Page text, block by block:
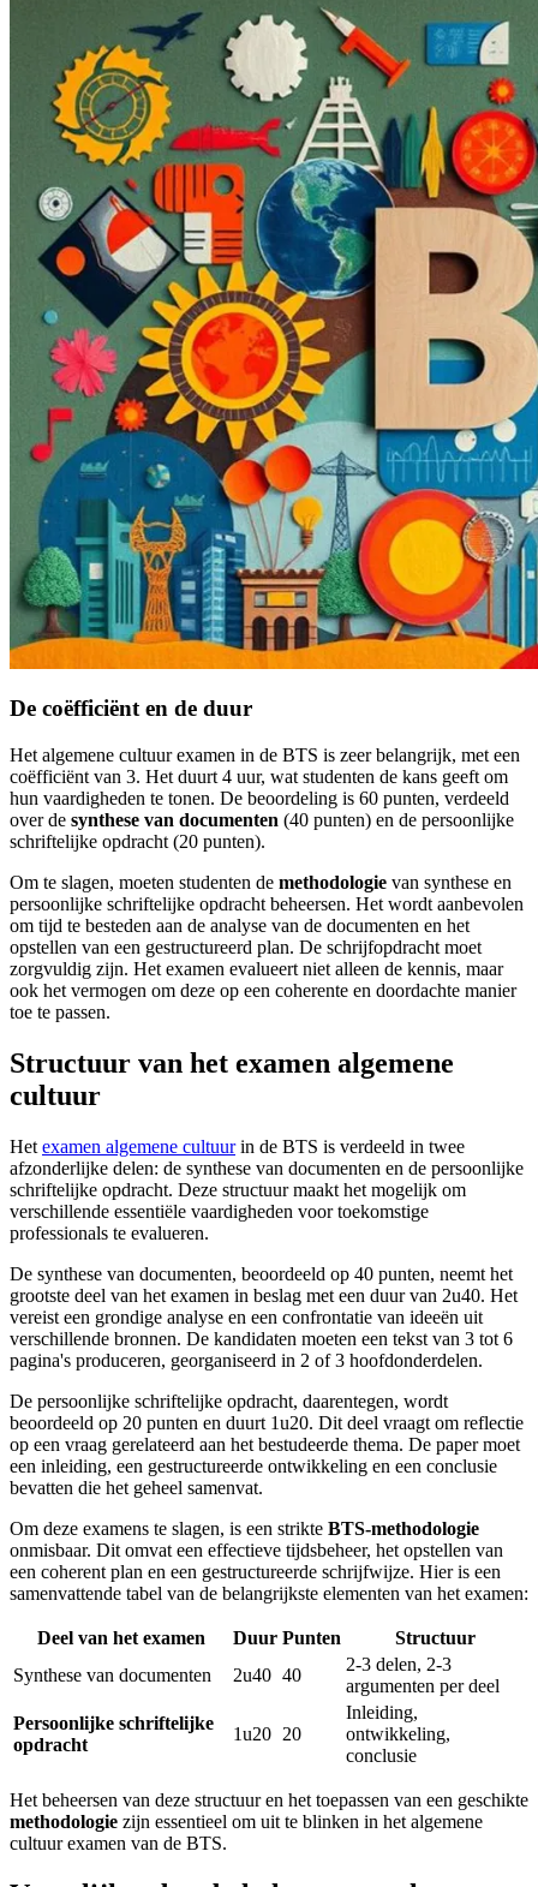
De coëfficiënt en de duur
Het algemene cultuur examen in de BTS is zeer belangrijk, met een
coëfficiënt van 3. Het duurt 4 uur, wat studenten de kans geeft om
hun vaardigheden te tonen. De beoordeling is 60 punten, verdeeld
over de synthese van documenten (40 punten) en de persoonlijke
schriftelijke opdracht (20 punten).
Om te slagen, moeten studenten de methodologie van synthese en
persoonlijke schriftelijke opdracht beheersen. Het wordt aanbevolen
om tijd te besteden aan de analyse van de documenten en het
opstellen van een gestructureerd plan. De schrijfopdracht moet
zorgvuldig zijn. Het examen evalueert niet alleen de kennis, maar
ook het vermogen om deze op een coherente en doordachte manier
toe te passen.
Structuur van het examen algemene
cultuur
Het examen algemene cultuurin de BTS is verdeeld in twee
afzonderlijke delen: de synthese van documenten en de persoonlijke
schriftelijke opdracht. Deze structuur maakt het mogelijk om
verschillende essentiële vaardigheden voor toekomstige
professionals te evalueren.
De synthese van documenten, beoordeeld op 40 punten, neemt het
grootste deel van het examen in beslag met een duur van 2u40. Het
vereist een grondige analyse en een confrontatie van ideeën uit
verschillende bronnen. De kandidaten moeten een tekst van 3 tot 6
pagina's produceren, georganiseerd in 2 of 3 hoofdonderdelen.
De persoonlijke schriftelijke opdracht, daarentegen, wordt
beoordeeld op 20 punten en duurt 1u20. Dit deel vraagt om reflectie
op een vraag gerelateerd aan het bestudeerde thema. De paper moet
een inleiding, een gestructureerde ontwikkeling en een conclusie
bevatten die het geheel samenvat.
Om deze examens te slagen, is een strikte BTS-methodologie
onmisbaar. Dit omvat een effectieve tijdsbeheer, het opstellen van
een coherent plan en een gestructureerde schrijfwijze. Hier is een
samenvattende tabel van de belangrijkste elementen van het examen:
Deel van het examen Duur Punten
Structuur
Synthese van documenten
2u40 40
2-3 delen, 2-3
argumenten per deel
Persoonlijke schriftelijke
opdracht
1u20 20
Inleiding,
ontwikkeling,
conclusie
Het beheersen van deze structuur en het toepassen van een geschikte
methodologie zijn essentieel om uit te blinken in het algemene
cultuur examen van de BTS.